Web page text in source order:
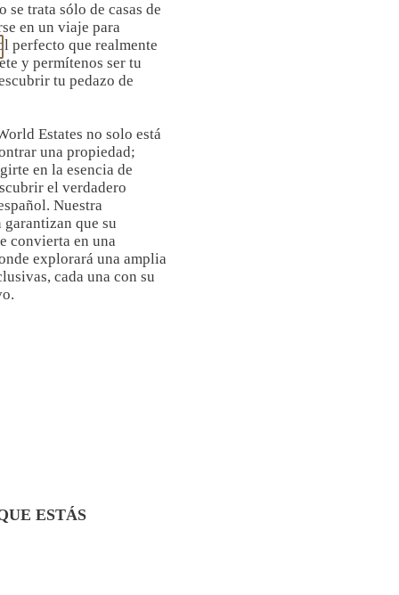
se trata sólo de casas de
en un viaje para
perfecto que realmente
y permítenos ser tu
tu pedazo de
Estates no solo está
una propiedad;
en la esencia de
el verdadero
Nuestra
que su
convierta en una
explorará una amplia
cada una con su
ESTÁS